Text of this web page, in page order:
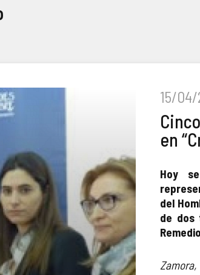
15/04/
en
Hoy
del
de dos